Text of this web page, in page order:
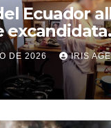
Ecuador
excandidata
vinculada
DE 2026 IRIS